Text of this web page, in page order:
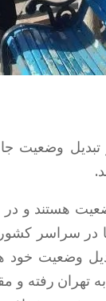
وضعیت هستند
وضعیت
به تهران رفته